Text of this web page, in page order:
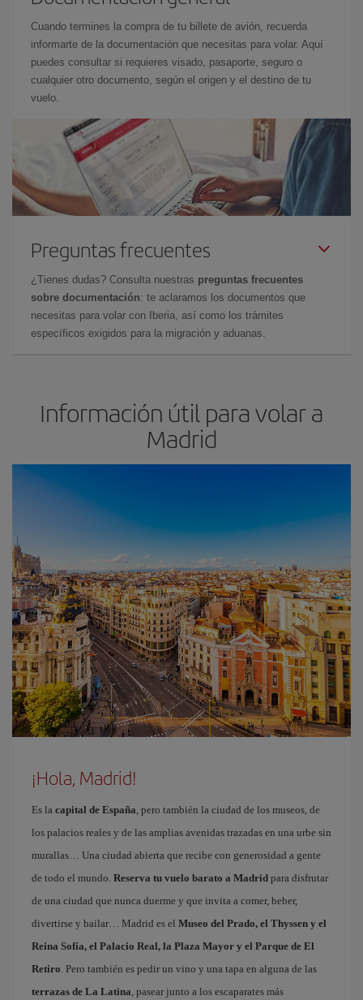
Cuando termines la compra de tu billete de avión, recuerda
informarte de la documentación que necesitas para volar. Aquí
puedes consultar si requieres visado, pasaporte, seguro o
cualquier otro documento, según el origen y el destino de tu
vuelo.
Preguntas frecuentes
¿Tienes dudas? Consulta nuestras preguntas frecuentes
sobre documentación: te aclaramos los documentos que
necesitas para volar con Iberia, así como los trámites
específicos exigidos para la migración y aduanas.
Información útil para volar a
Madrid
¡Hola, Madrid!
Es la capital de España, pero también la ciudad de los museos, de
los palacios reales y de las amplias avenidas trazadas en una urbe sin
murallas… Una ciudad abierta que recibe con generosidad a gente
de todo el mundo. Reserva tu vuelo barato a Madrid para disfrutar
de una ciudad que nunca duerme y que invita a comer, beber,
divertirse y bailar… Madrid es el Museo del Prado, el Thyssen y el
Reina Sofía, el Palacio Real, la Plaza Mayor y el Parque de El
Retiro. Pero también es pedir un vino y una tapa en alguna de las
terrazas de La Latina, pasear junto a los escaparates más